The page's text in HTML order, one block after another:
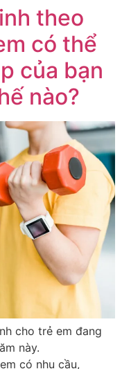
theo
có thể
của bạn
nào?
cho trẻ em đang
này.
có nhu cầu,